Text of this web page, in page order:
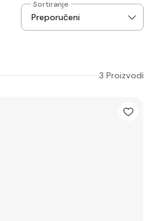
Sortiranje
3 Proizvodi